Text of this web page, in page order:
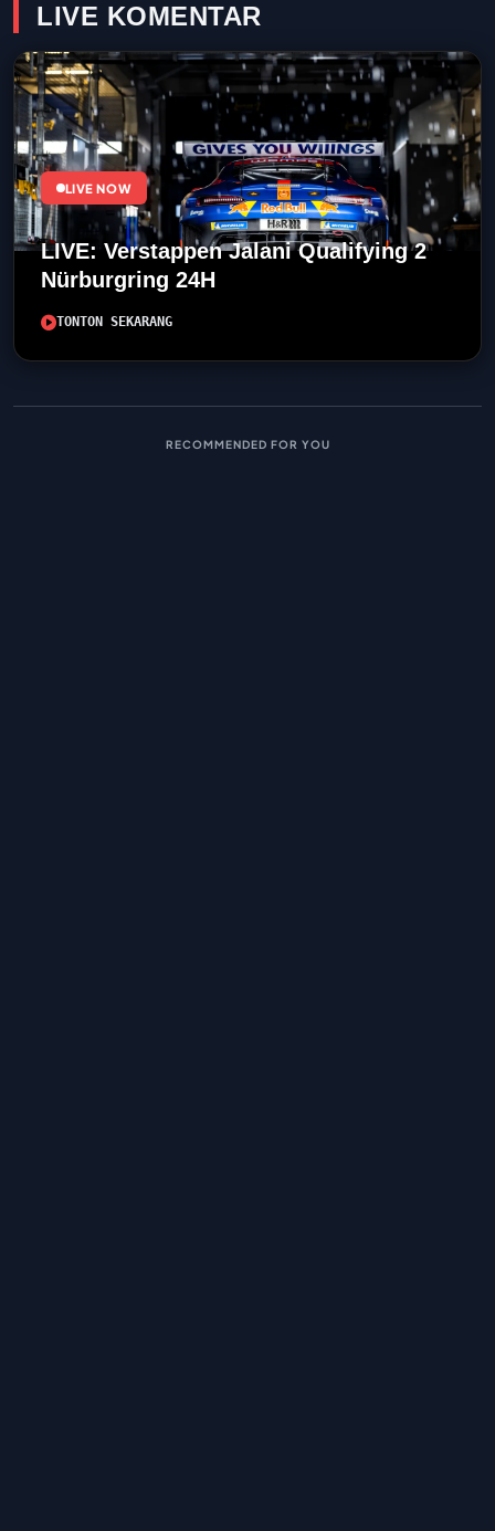
LIVE KOMENTAR
LIVE NOW
LIVE: Verstappen Jalani Qualifying 2
Nürburgring 24H
TONTON SEKARANG
RECOMMENDED FOR YOU